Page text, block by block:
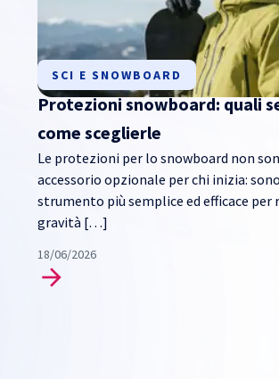
SCI E SNOWBOARD
Protezioni snowboard: quali
come sceglierle
Le protezioni per lo snowboard non
accessorio opzionale per chi inizia:
strumento più semplice ed efficace per
gravità […]
18/06/2026